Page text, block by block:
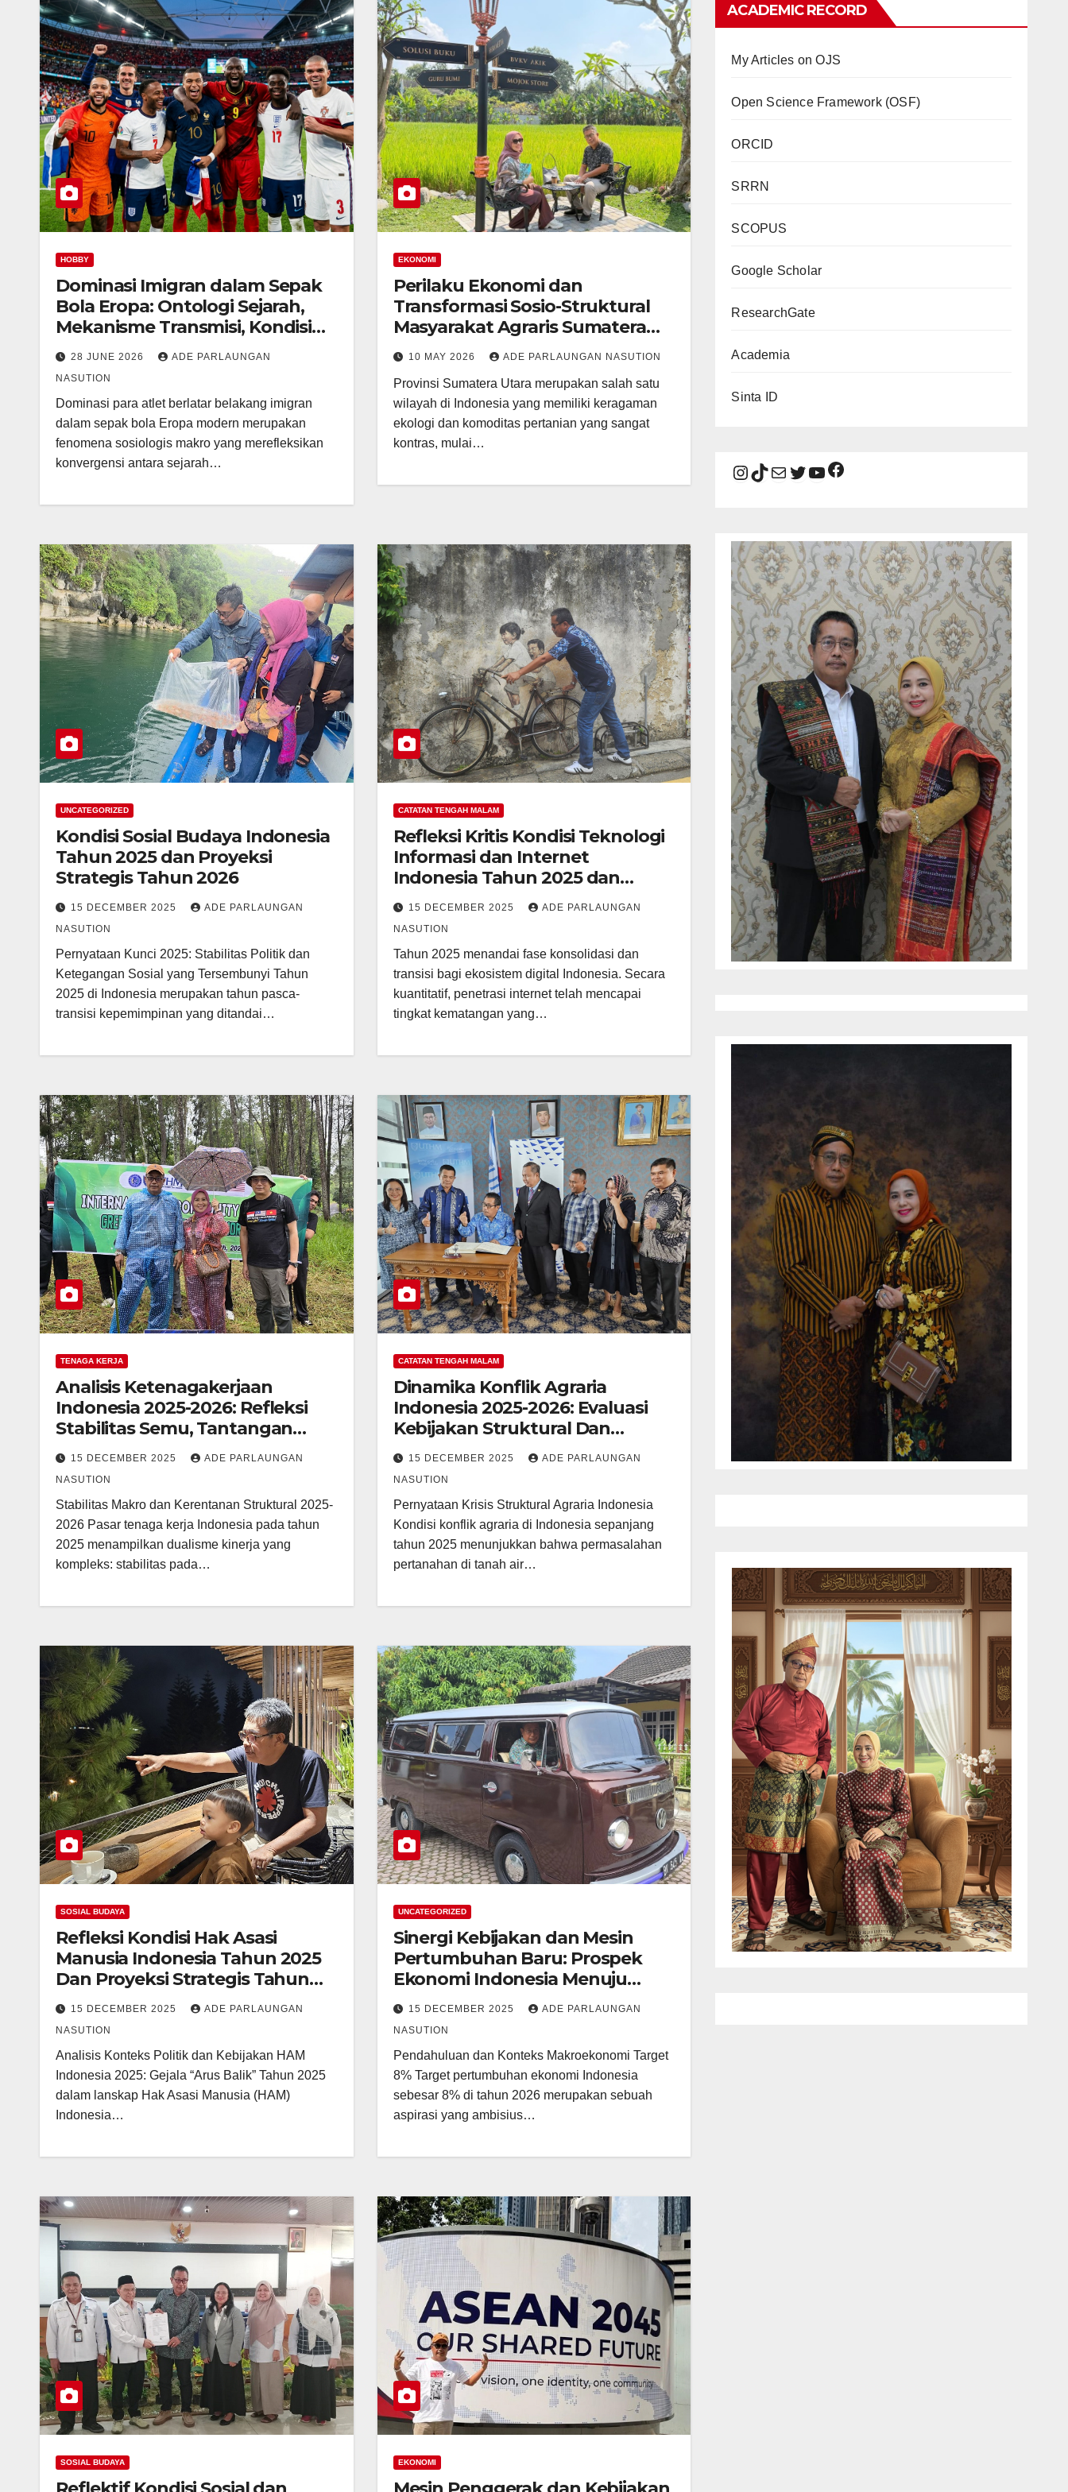
HOBBY
Dominasi Imigran dalam Sepak
Bola Eropa: Ontologi Sejarah,
Mekanisme Transmisi, Kondisi
Kontemporer, dan Pemetaan
Spasial Etnis
28 JUNE 2026
ADE PARLAUNGAN
NASUTION
Dominasi para atlet berlatar belakang imigran
dalam sepak bola Eropa modern merupakan
fenomena sosiologis makro yang merefleksikan
konvergensi antara sejarah…
EKONOMI
Perilaku Ekonomi dan
Transformasi Sosio-Struktural
Masyarakat Agraris Sumatera
Utara: Analisis Komparatif
Sektor Perkebunan Kelapa
Sawit, Tanaman Palawija, dan
Hasil Hutan Bukan Kayu
10 MAY 2026 ADE PARLAUNGAN NASUTION
Provinsi Sumatera Utara merupakan salah satu
wilayah di Indonesia yang memiliki keragaman
ekologi dan komoditas pertanian yang sangat
kontras, mulai…
UNCATEGORIZED
Kondisi Sosial Budaya Indonesia
Tahun 2025 dan Proyeksi
Strategis Tahun 2026
15 DECEMBER 2025
ADE PARLAUNGAN
NASUTION
Pernyataan Kunci 2025: Stabilitas Politik dan
Ketegangan Sosial yang Tersembunyi Tahun
2025 di Indonesia merupakan tahun pasca-
transisi kepemimpinan yang ditandai…
CATATAN TENGAH MALAM
Refleksi Kritis Kondisi Teknologi
Informasi dan Internet
Indonesia Tahun 2025 dan
Proyeksi Strategis Tahun 2026:
Menavigasi Era Konektivitas, AI,
dan Ketahanan Digital
15 DECEMBER 2025
ADE PARLAUNGAN
NASUTION
Tahun 2025 menandai fase konsolidasi dan
transisi bagi ekosistem digital Indonesia. Secara
kuantitatif, penetrasi internet telah mencapai
tingkat kematangan yang…
TENAGA KERJA
Analisis Ketenagakerjaan
Indonesia 2025-2026: Refleksi
Stabilitas Semu, Tantangan
Struktural, dan Proyeksi
Transformasi Digital
15 DECEMBER 2025
ADE PARLAUNGAN
NASUTION
Stabilitas Makro dan Kerentanan Struktural 2025-
2026 Pasar tenaga kerja Indonesia pada tahun
2025 menampilkan dualisme kinerja yang
kompleks: stabilitas pada…
CATATAN TENGAH MALAM
Dinamika Konflik Agraria
Indonesia 2025-2026: Evaluasi
Kebijakan Struktural Dan
Paradoks Ekonomi Hijau
15 DECEMBER 2025
ADE PARLAUNGAN
NASUTION
Pernyataan Krisis Struktural Agraria Indonesia
Kondisi konflik agraria di Indonesia sepanjang
tahun 2025 menunjukkan bahwa permasalahan
pertanahan di tanah air…
SOSIAL BUDAYA
Refleksi Kondisi Hak Asasi
Manusia Indonesia Tahun 2025
Dan Proyeksi Strategis Tahun
2026
15 DECEMBER 2025
ADE PARLAUNGAN
NASUTION
Analisis Konteks Politik dan Kebijakan HAM
Indonesia 2025: Gejala “Arus Balik” Tahun 2025
dalam lanskap Hak Asasi Manusia (HAM)
Indonesia…
UNCATEGORIZED
Sinergi Kebijakan dan Mesin
Pertumbuhan Baru: Prospek
Ekonomi Indonesia Menuju
Target 8% di 2026
15 DECEMBER 2025
ADE PARLAUNGAN
NASUTION
Pendahuluan dan Konteks Makroekonomi Target
8% Target pertumbuhan ekonomi Indonesia
sebesar 8% di tahun 2026 merupakan sebuah
aspirasi yang ambisius…
SOSIAL BUDAYA EKONOMI
ACADEMIC RECORD
My Articles on OJS
Open Science Framework (OSF)
ORCID
SRRN
SCOPUS
Google Scholar
ResearchGate
Academia
Sinta ID
Instagram
TikTok
MailTwitter
YouTube
Facebook